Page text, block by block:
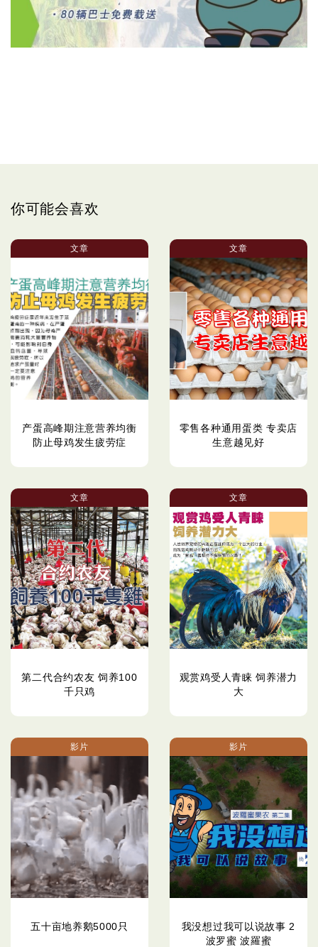
你可能会喜欢
文章
产蛋高峰期注意营养均衡
防止母鸡发生疲劳症
文章
零售各种通用蛋类 专卖店
生意越见好
文章
第二代合约农友 饲养100
千只鸡
文章
观赏鸡受人青睐 饲养潜力
大
影片
五十亩地养鹅5000只
影片
我没想过我可以说故事 2
波罗蜜 波羅蜜